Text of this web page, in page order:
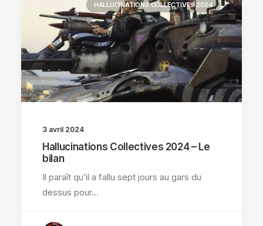
HALLUCINATIONS COLLECTIVES 2024
3 avril 2024
Hallucinations Collectives 2024 – Le
bilan
Il paraît qu’il a fallu sept jours au gars du
dessus pour…